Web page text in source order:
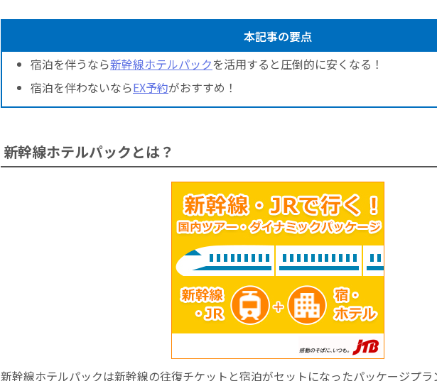
本記事の要点
宿泊を伴うなら新幹線ホテルパックを活用すると圧倒的に安くなる！
宿泊を伴わないならEX予約がおすすめ！
新幹線ホテルパックとは？
新幹線ホテルパックは新幹線の往復チケットと宿泊がセットになったパッケージプラ